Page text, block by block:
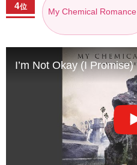
My Chemical Romance
4位
I’m Not Okay (I Promise)